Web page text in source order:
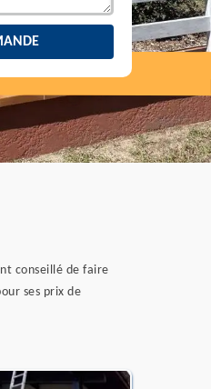
conseillé de faire
ses prix de